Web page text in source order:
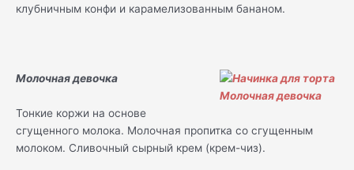
клубничным конфи и карамелизованным бананом.
Молочная девочка
Тонкие коржи на основе
сгущенного молока. Молочная пропитка со сгущенным
молоком. Сливочный сырный крем (крем-чиз).